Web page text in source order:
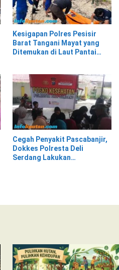
Kesigapan Polres Pesisir
Barat Tangani Mayat yang
Ditemukan di Laut Pantai
Cegah Penyakit Pascabanjir,
Dokkes Polresta Deli
Serdang Lakukan